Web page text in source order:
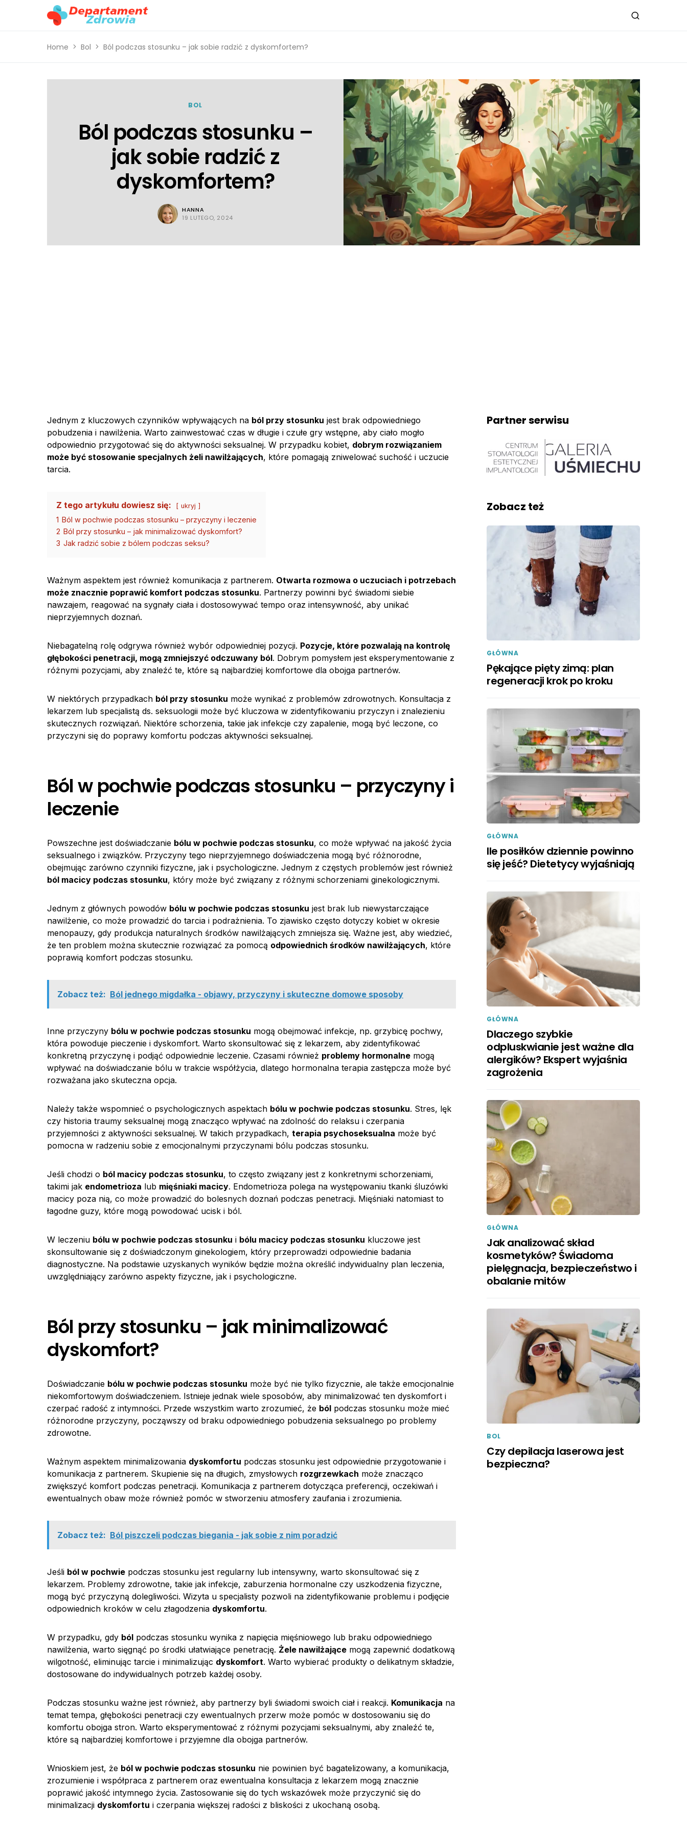
Home Bol Ból podczas stosunku – jak sobie radzić z dyskomfortem?
BOL
Ból podczas stosunku –
jak sobie radzić z
dyskomfortem?
HANNA
19 LUTEGO, 2024
Jednym z kluczowych czynników wpływających na ból przy stosunku jest brak odpowiedniego
pobudzenia i nawilżenia. Warto zainwestować czas w długie i czułe gry wstępne, aby ciało mogło
odpowiednio przygotować się do aktywności seksualnej. W przypadku kobiet, dobrym rozwiązaniem
może być stosowanie specjalnych żeli nawilżających, które pomagają zniwelować suchość i uczucie
tarcia.
Z tego artykułu dowiesz się: ukryj
1 Ból w pochwie podczas stosunku – przyczyny i leczenie
2 Ból przy stosunku – jak minimalizować dyskomfort?
3 Jak radzić sobie z bólem podczas seksu?
Ważnym aspektem jest również komunikacja z partnerem. Otwarta rozmowa o uczuciach i potrzebach
może znacznie poprawić komfort podczas stosunku. Partnerzy powinni być świadomi siebie
nawzajem, reagować na sygnały ciała i dostosowywać tempo oraz intensywność, aby unikać
nieprzyjemnych doznań.
Niebagatelną rolę odgrywa również wybór odpowiedniej pozycji. Pozycje, które pozwalają na kontrolę
głębokości penetracji, mogą zmniejszyć odczuwany ból. Dobrym pomysłem jest eksperymentowanie z
różnymi pozycjami, aby znaleźć te, które są najbardziej komfortowe dla obojga partnerów.
W niektórych przypadkach ból przy stosunku może wynikać z problemów zdrowotnych. Konsultacja z
lekarzem lub specjalistą ds. seksuologii może być kluczowa w zidentyfikowaniu przyczyn i znalezieniu
skutecznych rozwiązań. Niektóre schorzenia, takie jak infekcje czy zapalenie, mogą być leczone, co
przyczyni się do poprawy komfortu podczas aktywności seksualnej.
Ból w pochwie podczas stosunku – przyczyny i
leczenie
Powszechne jest doświadczanie bólu w pochwie podczas stosunku, co może wpływać na jakość życia
seksualnego i związków. Przyczyny tego nieprzyjemnego doświadczenia mogą być różnorodne,
obejmując zarówno czynniki fizyczne, jak i psychologiczne. Jednym z częstych problemów jest również
ból macicy podczas stosunku, który może być związany z różnymi schorzeniami ginekologicznymi.
Jednym z głównych powodów bólu w pochwie podczas stosunku jest brak lub niewystarczające
nawilżenie, co może prowadzić do tarcia i podrażnienia. To zjawisko często dotyczy kobiet w okresie
menopauzy, gdy produkcja naturalnych środków nawilżających zmniejsza się. Ważne jest, aby wiedzieć,
że ten problem można skutecznie rozwiązać za pomocą odpowiednich środków nawilżających, które
poprawią komfort podczas stosunku.
Zobacz też: Ból jednego migdałka - objawy, przyczyny i skuteczne domowe sposoby
Inne przyczyny bólu w pochwie podczas stosunku mogą obejmować infekcje, np. grzybicę pochwy,
która powoduje pieczenie i dyskomfort. Warto skonsultować się z lekarzem, aby zidentyfikować
konkretną przyczynę i podjąć odpowiednie leczenie. Czasami również problemy hormonalne mogą
wpływać na doświadczanie bólu w trakcie współżycia, dlatego hormonalna terapia zastępcza może być
rozważana jako skuteczna opcja.
Należy także wspomnieć o psychologicznych aspektach bólu w pochwie podczas stosunku. Stres, lęk
czy historia traumy seksualnej mogą znacząco wpływać na zdolność do relaksu i czerpania
przyjemności z aktywności seksualnej. W takich przypadkach, terapia psychoseksualna może być
pomocna w radzeniu sobie z emocjonalnymi przyczynami bólu podczas stosunku.
Jeśli chodzi o ból macicy podczas stosunku, to często związany jest z konkretnymi schorzeniami,
takimi jak endometrioza lub mięśniaki macicy. Endometrioza polega na występowaniu tkanki śluzówki
macicy poza nią, co może prowadzić do bolesnych doznań podczas penetracji. Mięśniaki natomiast to
łagodne guzy, które mogą powodować ucisk i ból.
W leczeniu bólu w pochwie podczas stosunku i bólu macicy podczas stosunku kluczowe jest
skonsultowanie się z doświadczonym ginekologiem, który przeprowadzi odpowiednie badania
diagnostyczne. Na podstawie uzyskanych wyników będzie można określić indywidualny plan leczenia,
uwzględniający zarówno aspekty fizyczne, jak i psychologiczne.
Ból przy stosunku – jak minimalizować
dyskomfort?
Doświadczanie bólu w pochwie podczas stosunku może być nie tylko fizycznie, ale także emocjonalnie
niekomfortowym doświadczeniem. Istnieje jednak wiele sposobów, aby minimalizować ten dyskomfort i
czerpać radość z intymności. Przede wszystkim warto zrozumieć, że ból podczas stosunku może mieć
różnorodne przyczyny, począwszy od braku odpowiedniego pobudzenia seksualnego po problemy
zdrowotne.
Ważnym aspektem minimalizowania dyskomfortu podczas stosunku jest odpowiednie przygotowanie i
komunikacja z partnerem. Skupienie się na długich, zmysłowych rozgrzewkach może znacząco
zwiększyć komfort podczas penetracji. Komunikacja z partnerem dotycząca preferencji, oczekiwań i
ewentualnych obaw może również pomóc w stworzeniu atmosfery zaufania i zrozumienia.
Zobacz też: Ból piszczeli podczas biegania - jak sobie z nim poradzić
Jeśli ból w pochwie podczas stosunku jest regularny lub intensywny, warto skonsultować się z
lekarzem. Problemy zdrowotne, takie jak infekcje, zaburzenia hormonalne czy uszkodzenia fizyczne,
mogą być przyczyną dolegliwości. Wizyta u specjalisty pozwoli na zidentyfikowanie problemu i podjęcie
odpowiednich kroków w celu złagodzenia dyskomfortu.
W przypadku, gdy ból podczas stosunku wynika z napięcia mięśniowego lub braku odpowiedniego
nawilżenia, warto sięgnąć po środki ułatwiające penetrację. Żele nawilżające mogą zapewnić dodatkową
wilgotność, eliminując tarcie i minimalizując dyskomfort. Warto wybierać produkty o delikatnym składzie,
dostosowane do indywidualnych potrzeb każdej osoby.
Podczas stosunku ważne jest również, aby partnerzy byli świadomi swoich ciał i reakcji. Komunikacja na
temat tempa, głębokości penetracji czy ewentualnych przerw może pomóc w dostosowaniu się do
komfortu obojga stron. Warto eksperymentować z różnymi pozycjami seksualnymi, aby znaleźć te,
które są najbardziej komfortowe i przyjemne dla obojga partnerów.
Wnioskiem jest, że ból w pochwie podczas stosunku nie powinien być bagatelizowany, a komunikacja,
zrozumienie i współpraca z partnerem oraz ewentualna konsultacja z lekarzem mogą znacznie
poprawić jakość intymnego życia. Zastosowanie się do tych wskazówek może przyczynić się do
minimalizacji dyskomfortu i czerpania większej radości z bliskości z ukochaną osobą.
Partner serwisu
Zobacz też
GŁÓWNA
Pękające pięty zimą: plan
regeneracji krok po kroku
GŁÓWNA
Ile posiłków dziennie powinno
się jeść? Dietetycy wyjaśniają
GŁÓWNA
Dlaczego szybkie
odpluskwianie jest ważne dla
alergików? Ekspert wyjaśnia
zagrożenia
GŁÓWNA
Jak analizować skład
kosmetyków? Świadoma
pielęgnacja, bezpieczeństwo i
obalanie mitów
BOL
Czy depilacja laserowa jest
bezpieczna?